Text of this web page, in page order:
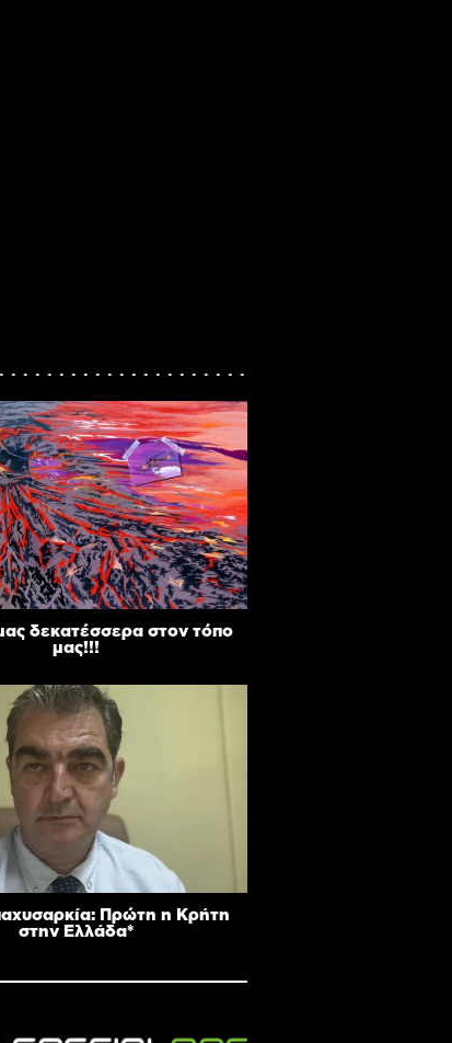
δεκατέσσερα στον τόπο
μας!!!
Πρώτη η Κρήτη
στην Ελλάδα*